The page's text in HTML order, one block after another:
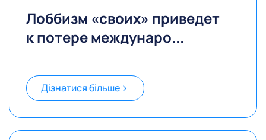
Лоббизм «своих» приведет
к потере междунаро...
Дізнатися більше